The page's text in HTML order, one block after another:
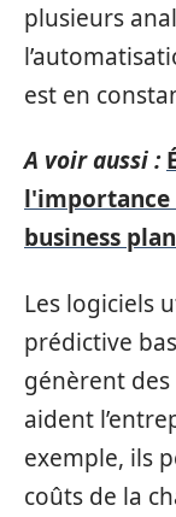
plusieurs
est en
A voir aussi :
l'importance
business
Les logiciels
prédictive
génèrent
aident
exemple, ils
coûts de la